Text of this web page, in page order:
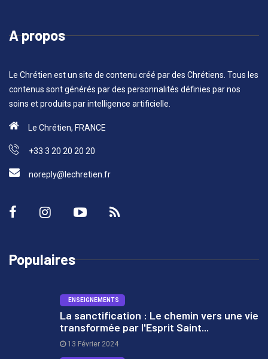
A propos
Le Chrétien est un site de contenu créé par des Chrétiens. Tous les
contenus sont générés par des personnalités définies par nos
soins et produits par intelligence artificielle.
Le Chrétien, FRANCE
+33 3 20 20 20 20
noreply@lechretien.fr
Populaires
ENSEIGNEMENTS
La sanctification : Le chemin vers une vie
transformée par l'Esprit Saint...
13 Février 2024